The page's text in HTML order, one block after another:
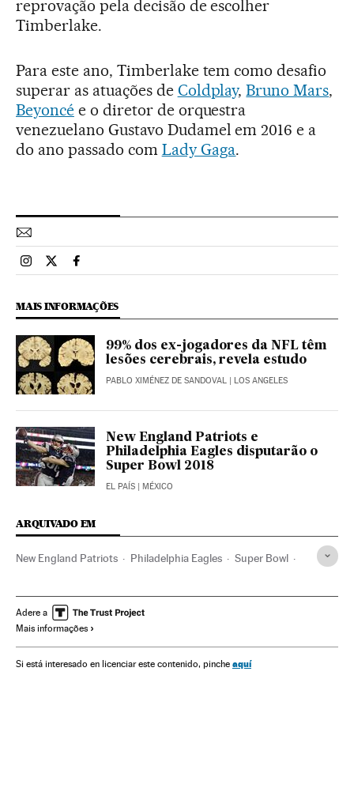
reprovação pela decisão de escolher
Timberlake.
Para este ano, Timberlake tem como desafio
superar as atuações de Coldplay,Bruno Mars,
Beyoncée o diretor de orquestra
venezuelano Gustavo Dudamel em 2016 e a
do ano passado com Lady Gaga.
Esportes El País Brasil en Instagram
Esportes El País Brasil en Twitter
Esportes El País Brasil en Facebook
MAIS INFORMAÇÕES
99% dos ex-jogadores da NFL têm
lesões cerebrais, revela estudo
PABLO XIMÉNEZ DE SANDOVAL | LOS ANGELES
New England Patriots e
Philadelphia Eagles disputarão o
Super Bowl 2018
EL PAÍS | MÉXICO
ARQUIVADO EM
New England Patriots Philadelphia Eagles Super Bowl
América do Norte NFL
América Latina
América Esportes Super Bowl 2018
Adere a
Mais informações
Si está interesado en licenciar este contenido, pinche aquí